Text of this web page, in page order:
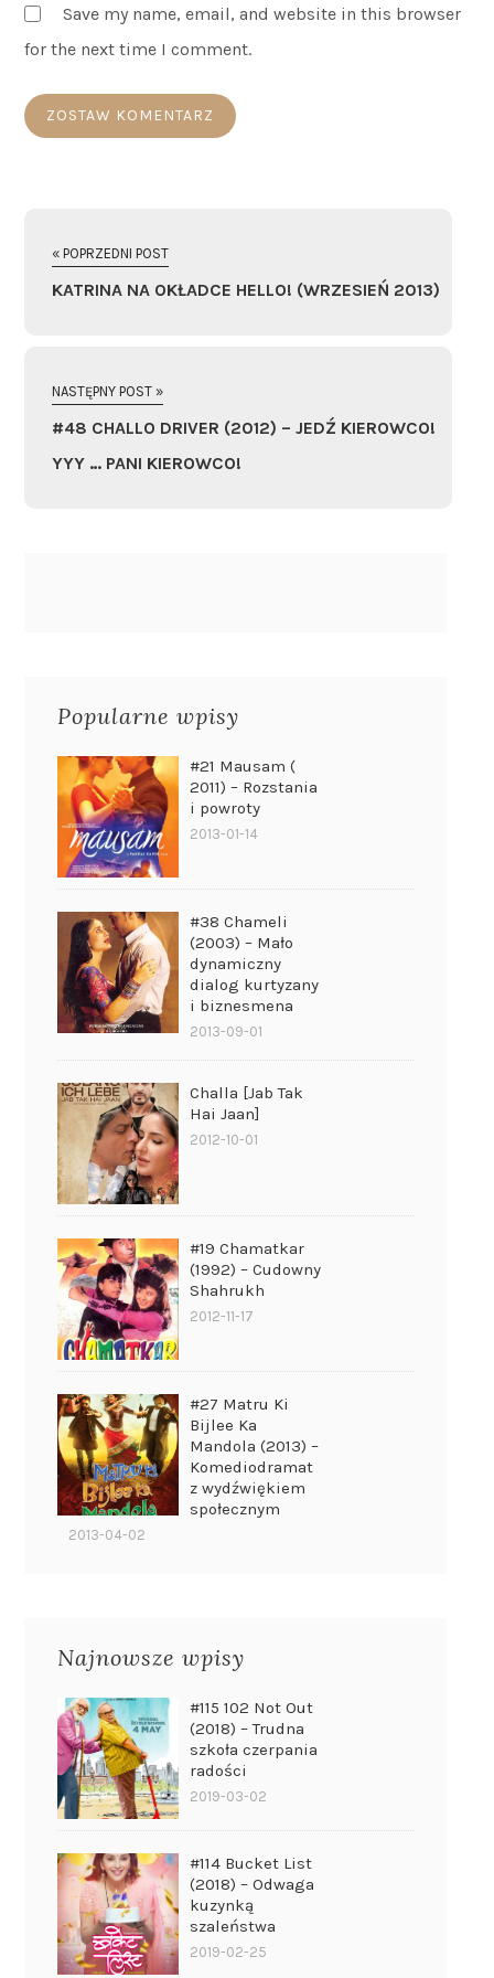
Save my name, email, and website in this browser
for the next time I comment.
« POPRZEDNI POST
KATRINA NA OKŁADCE HELLO! (WRZESIEŃ 2013)
NASTĘPNY POST »
#48 CHALLO DRIVER (2012) – JEDŹ KIEROWCO!
YYY … PANI KIEROWCO!
Popularne wpisy
#21 Mausam (
2011) – Rozstania
i powroty
2013-01-14
#38 Chameli
(2003) – Mało
dynamiczny
dialog kurtyzany
i biznesmena
2013-09-01
Challa [Jab Tak
Hai Jaan]
2012-10-01
#19 Chamatkar
(1992) – Cudowny
Shahrukh
2012-11-17
#27 Matru Ki
Bijlee Ka
Mandola (2013) –
Komediodramat
z wydźwiękiem
społecznym
2013-04-02
Najnowsze wpisy
#115 102 Not Out
(2018) – Trudna
szkoła czerpania
radości
2019-03-02
#114 Bucket List
(2018) – Odwaga
kuzynką
szaleństwa
2019-02-25